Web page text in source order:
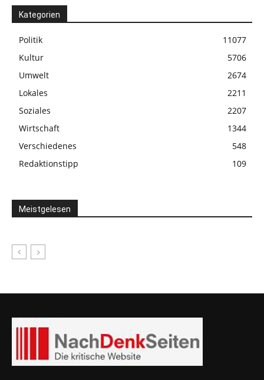
Kategorien
Politik
11077
Kultur
5706
Umwelt
2674
Lokales
2211
Soziales
2207
Wirtschaft
1344
Verschiedenes
548
Redaktionstipp
109
Meistgelesen